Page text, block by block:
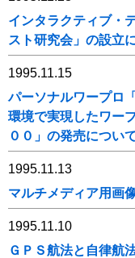
インタラクティブ・
スト研究会」の設立
1995.11.15
パーソナルワープロ
環境で実現したワー
００」の発売につい
1995.11.13
マルチメディア用画
1995.11.10
ＧＰＳ航法と自律航